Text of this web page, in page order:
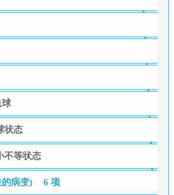
球
状态
不等状态
的病变) 6 项